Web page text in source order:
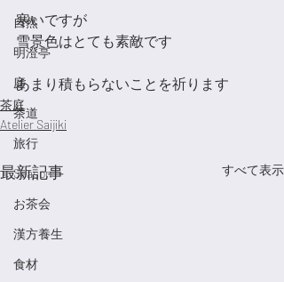
自然
明澄亭
庭
茶道
旅行
Season
お茶会
漢方養生
食材
寒いですが
雪景色はとても素敵です
あまり積もらないことを祈ります
茶庭
Atelier Saijiki
最新記事 すべて表示